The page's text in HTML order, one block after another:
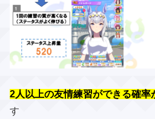
2人以上の友情練習ができる確率
す